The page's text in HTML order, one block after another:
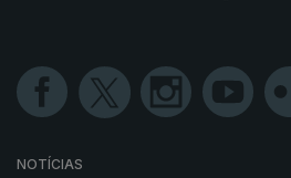
NOTÍCIAS